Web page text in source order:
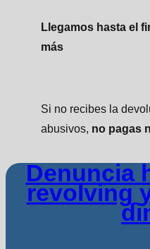
Llegamos hasta el
más
Si no recibes la
abusivos, no pagas
Denuncia
revolving